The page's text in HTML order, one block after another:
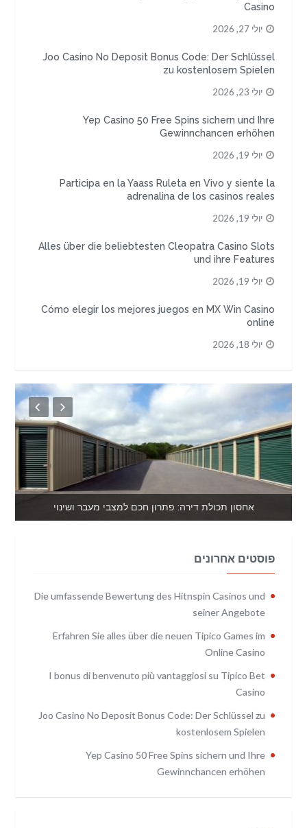
Casino
יולי 27, 2026
Joo Casino No Deposit Bonus Code: Der Schlüssel
zu kostenlosem Spielen
יולי 23, 2026
Yep Casino 50 Free Spins sichern und Ihre
Gewinnchancen erhöhen
יולי 19, 2026
Participa en la Yaass Ruleta en Vivo y siente la
adrenalina de los casinos reales
יולי 19, 2026
Alles über die beliebtesten Cleopatra Casino Slots
und ihre Features
יולי 19, 2026
Cómo elegir los mejores juegos en MX Win Casino
online
יולי 18, 2026
אחסון תכולת דירה: פתרון חכם למצבי מעבר ושינוי
פוסטים אחרונים
Die umfassende Bewertung des Hitnspin Casinos und
seiner Angebote
Erfahren Sie alles über die neuen Tipico Games im
Online Casino
I bonus di benvenuto più vantaggiosi su Tipico Bet
Casino
Joo Casino No Deposit Bonus Code: Der Schlüssel zu
kostenlosem Spielen
Yep Casino 50 Free Spins sichern und Ihre
Gewinnchancen erhöhen